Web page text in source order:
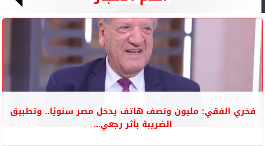
فخري الفقي: مليون ونصف هاتف يدخل مصر سنويًا.. وتطبيق
الضريبة بأثر رجعي...